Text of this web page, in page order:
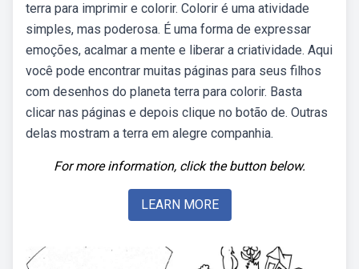
terra para imprimir e colorir. Colorir é uma atividade
simples, mas poderosa. É uma forma de expressar
emoções, acalmar a mente e liberar a criatividade. Aqui
você pode encontrar muitas páginas para seus filhos
com desenhos do planeta terra para colorir. Basta
clicar nas páginas e depois clique no botão de. Outras
delas mostram a terra em alegre companhia.
For more information, click the button below.
LEARN MORE